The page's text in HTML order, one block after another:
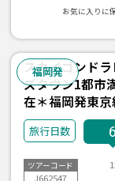
お気に入りに
福岡発
スカイゴンド
ズタウン1都市
在＊福岡発東
ウン6日間
6
ツアーコード
J662547